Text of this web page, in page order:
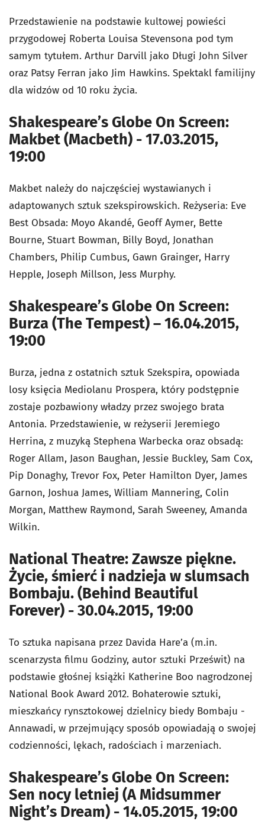
Przedstawienie na podstawie kultowej powieści
przygodowej Roberta Louisa Stevensona pod tym
samym tytułem. Arthur Darvill jako Długi John Silver
oraz Patsy Ferran jako Jim Hawkins. Spektakl familijny
dla widzów od 10 roku życia.
Shakespeare’s Globe On Screen:
Makbet (Macbeth) - 17.03.2015,
19:00
Makbet należy do najczęściej wystawianych i
adaptowanych sztuk szekspirowskich. Reżyseria: Eve
Best Obsada: Moyo Akandé, Geoff Aymer, Bette
Bourne, Stuart Bowman, Billy Boyd, Jonathan
Chambers, Philip Cumbus, Gawn Grainger, Harry
Hepple, Joseph Millson, Jess Murphy.
Shakespeare’s Globe On Screen:
Burza (The Tempest) – 16.04.2015,
19:00
Burza, jedna z ostatnich sztuk Szekspira, opowiada
losy księcia Mediolanu Prospera, który podstępnie
zostaje pozbawiony władzy przez swojego brata
Antonia. Przedstawienie, w reżyserii Jeremiego
Herrina, z muzyką Stephena Warbecka oraz obsadą:
Roger Allam, Jason Baughan, Jessie Buckley, Sam Cox,
Pip Donaghy, Trevor Fox, Peter Hamilton Dyer, James
Garnon, Joshua James, William Mannering, Colin
Morgan, Matthew Raymond, Sarah Sweeney, Amanda
Wilkin.
National Theatre: Zawsze piękne.
Życie, śmierć i nadzieja w slumsach
Bombaju. (Behind Beautiful
Forever) - 30.04.2015, 19:00
To sztuka napisana przez Davida Hare’a (m.in.
scenarzysta filmu Godziny, autor sztuki Prześwit) na
podstawie głośnej książki Katherine Boo nagrodzonej
National Book Award 2012. Bohaterowie sztuki,
mieszkańcy rynsztokowej dzielnicy biedy Bombaju -
Annawadi, w przejmujący sposób opowiadają o swojej
codzienności, lękach, radościach i marzeniach.
Shakespeare’s Globe On Screen:
Sen nocy letniej (A Midsummer
Night’s Dream) - 14.05.2015, 19:00